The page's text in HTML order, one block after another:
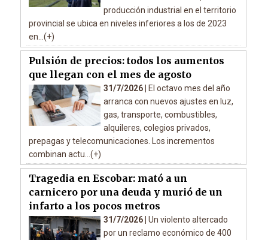
producción industrial en el territorio
provincial se ubica en niveles inferiores a los de 2023
en...(+)
Pulsión de precios: todos los aumentos
que llegan con el mes de agosto
31/7/2026 |
El octavo mes del año
arranca con nuevos ajustes en luz,
gas, transporte, combustibles,
alquileres, colegios privados,
prepagas y telecomunicaciones. Los incrementos
combinan actu...(+)
Tragedia en Escobar: mató a un
carnicero por una deuda y murió de un
infarto a los pocos metros
31/7/2026 | Un violento altercado
por un reclamo económico de 400